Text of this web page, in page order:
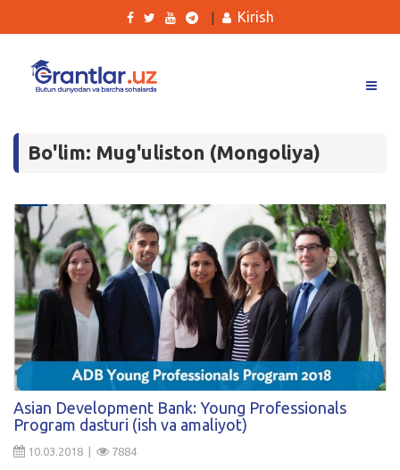
Tanlovlar
Kurslar
Blog
Yana
Qidirish
Kirish
Kirish
Bo'lim: Mug'uliston (Mongoliya)
Asian Development Bank: Young Professionals
Program dasturi (ish va amaliyot)
10.03.2018 | 7884